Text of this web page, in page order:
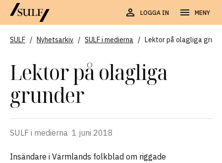
LOGGA IN MENY
SULF / Nyhetsarkiv / SULF i medierna / Lektor på olagliga
Lektor på olagliga
grunder
SULF i medierna 1 juni 2018
Insändare i Värmlands folkblad om riggade